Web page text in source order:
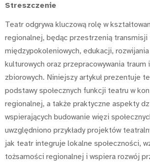
Streszczenie
Teatr odgrywa kluczową rolę w
regionalnej, będąc przestrzenią transmisji
międzypokoleniowych, edukacji,
kulturowych oraz przepracowywania traum
zbiorowych. Niniejszy artykuł prezentuje
podstawy społecznych funkcji teatru w
regionalnej, a także praktyczne aspekty
wspierających budowanie więzi
uwzględniono przykłady projektów
jak teatr integruje lokalne społeczności,
tożsamości regionalnej i wspiera rozwój